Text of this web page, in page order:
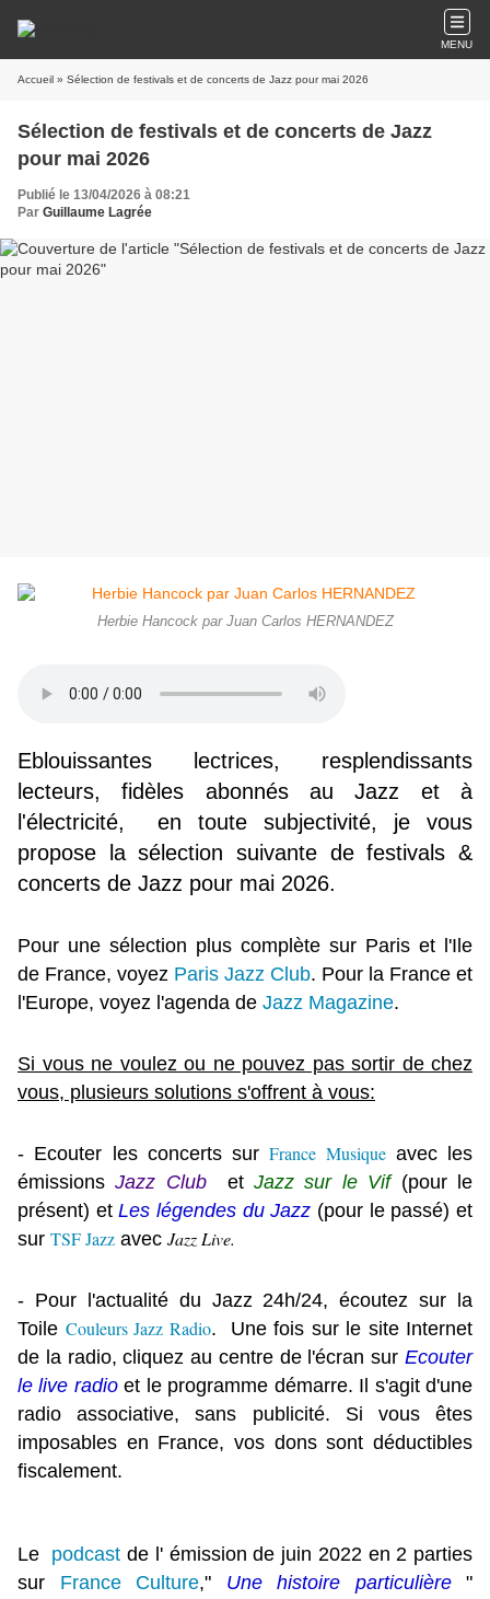
MENU
Accueil » Sélection de festivals et de concerts de Jazz pour mai 2026
Sélection de festivals et de concerts de Jazz
pour mai 2026
Publié le 13/04/2026 à 08:21
Par Guillaume Lagrée
Herbie Hancock par Juan Carlos HERNANDEZ
Eblouissantes lectrices, resplendissants
lecteurs, fidèles abonnés au Jazz et à
l'électricité, en toute subjectivité, je vous
propose la sélection suivante de festivals &
concerts de Jazz pour mai 2026.
Pour une sélection plus complète sur Paris et l'Ile
de France, voyez Paris Jazz Club. Pour la France et
l'Europe, voyez l'agenda de Jazz Magazine.
Si vous ne voulez ou ne pouvez pas sortir de chez
vous, plusieurs solutions s'offrent à vous:
- Ecouter les concerts sur France Musique avec les
émissions Jazz ClubetJazz sur le Vif (pour le
présent) et Les légendes du Jazz (pour le passé) et
sur TSF Jazz avec Jazz Live.
- Pour l'actualité du Jazz 24h/24, écoutez sur la
Toile Couleurs Jazz Radio.
Une fois sur le site Internet
de la radio, cliquez au centre de l'écran sur Ecouter
le live radioet le programme démarre. Il s'agit d'une
radio associative, sans publicité. Si vous êtes
imposables en France, vos dons sont déductibles
fiscalement.
Le podcast de l' émission de juin 2022 en 2 parties
sur France Culture," Une histoire particulière"